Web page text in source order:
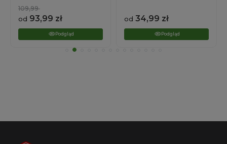
od 34,99 zł
Podgląd
od 24,99 zł
Podgląd